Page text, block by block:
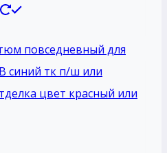
цен:
000 ₽
–
18
Этот
имеет
несколько
вариаций.